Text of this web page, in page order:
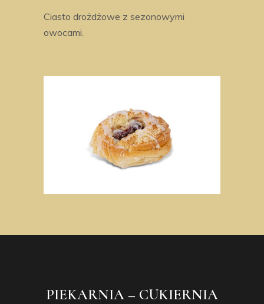
Ciasto drożdżowe z sezonowymi
owocami.
PIEKARNIA – CUKIERNIA